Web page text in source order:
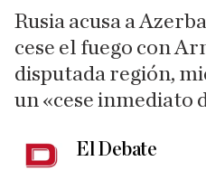
Rusia acusa a
cese el fuego con
disputada región,
un «cese inmediato
El Debate